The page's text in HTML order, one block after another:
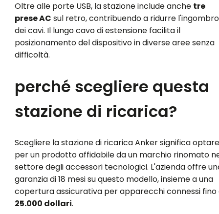
Oltre alle porte USB, la stazione include anche tre
prese AC sul retro, contribuendo a ridurre l'ingombro
dei cavi. Il lungo cavo di estensione facilita il
posizionamento del dispositivo in diverse aree senza
difficoltà.
perché scegliere questa
stazione di ricarica?
Scegliere la stazione di ricarica Anker significa optare
per un prodotto affidabile da un marchio rinomato
settore degli accessori tecnologici. L'azienda offre
garanzia di 18 mesi su questo modello, insieme a una
copertura assicurativa per apparecchi connessi fino
25.000 dollari.